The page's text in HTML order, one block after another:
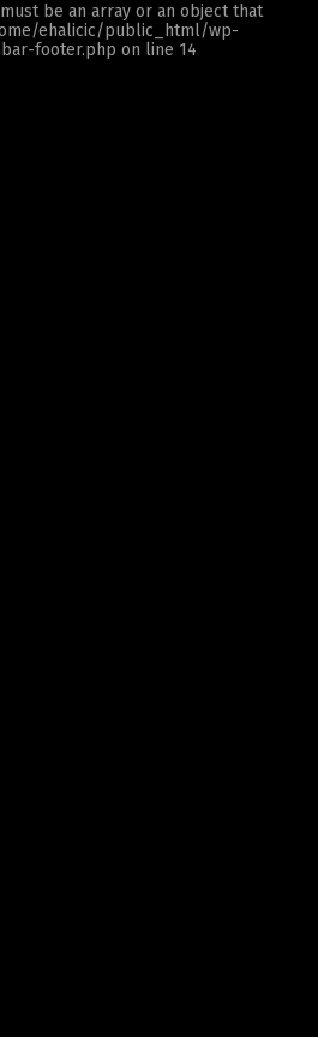
be an array or an object that
ehalicic/public_html/wp-
footer.php on line 14